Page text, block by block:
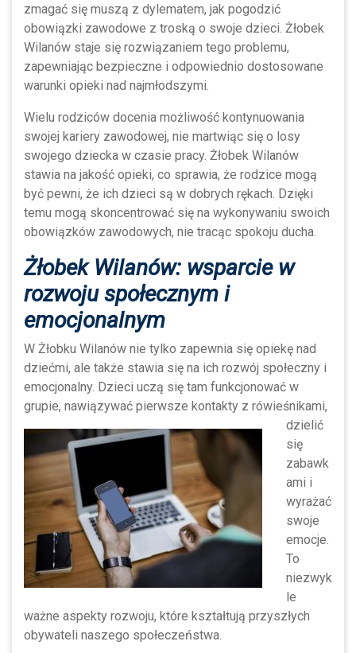
zmagać się muszą z dylematem, jak pogodzić
obowiązki zawodowe z troską o swoje dzieci. Żłobek
Wilanów staje się rozwiązaniem tego problemu,
zapewniając bezpieczne i odpowiednio dostosowane
warunki opieki nad najmłodszymi.
Wielu rodziców docenia możliwość kontynuowania
swojej kariery zawodowej, nie martwiąc się o losy
swojego dziecka w czasie pracy. Żłobek Wilanów
stawia na jakość opieki, co sprawia, że rodzice mogą
być pewni, że ich dzieci są w dobrych rękach. Dzięki
temu mogą skoncentrować się na wykonywaniu swoich
obowiązków zawodowych, nie tracąc spokoju ducha.
Żłobek Wilanów: wsparcie w
rozwoju społecznym i
emocjonalnym
W Żłobku Wilanów nie tylko zapewnia się opiekę nad
dziećmi, ale także stawia się na ich rozwój społeczny i
emocjonalny. Dzieci uczą się tam funkcjonować w
grupie, nawiązywać pierwsze kontakty z rówieśnikami,
dzielić
się
zabawk
ami i
wyrażać
swoje
emocje.
To
niezwyk
le
ważne aspekty rozwoju, które kształtują przyszłych
obywateli naszego społeczeństwa.